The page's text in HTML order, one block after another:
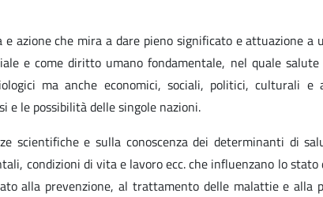
azione che mira a dare pieno significato e attuazione a
e come diritto umano fondamentale, nel quale
ma anche economici, sociali, politici, culturali e
e le possibilità delle singole nazioni.
scientifiche e sulla conoscenza dei determinanti di
condizioni di vita e lavoro ecc. che influenzano lo stato
alla prevenzione, al trattamento delle malattie e alla